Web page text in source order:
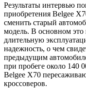
Результаты интервью
приобретения Belgee
сменить старый
модель. В основном
длительную
надежность, о чем
предыдущим
при пробеге около 140
Belgee X70
кроссоверов.